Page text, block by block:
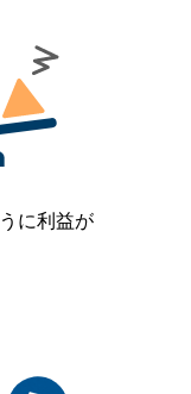
に利益が